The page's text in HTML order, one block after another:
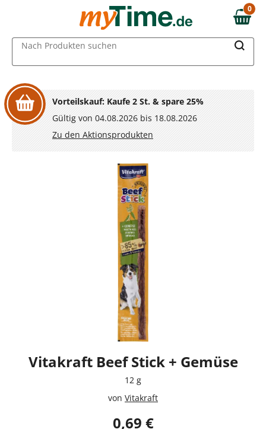
Zum Hauptinhalt springen
Zur Navigation springen
Zur Suche springen
0,00 €
0
Nach Produkten suchen
Vorteilskauf: Kaufe 2 St. & spare 25%
Gültig von 04.08.2026 bis 18.08.2026
Zu den Aktionsprodukten
Vitakraft Beef Stick + Gemüse
12 g
von Vitakraft
0,69 €